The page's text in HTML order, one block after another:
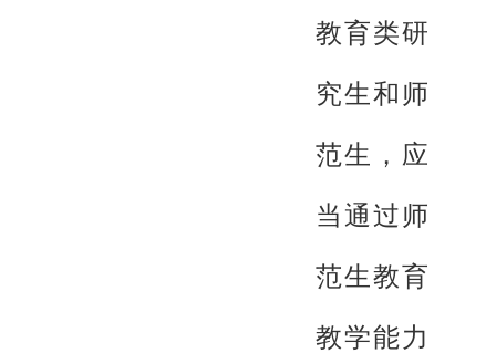
教育类研
究生和师
范生，应
当通过师
范生教育
教学能力